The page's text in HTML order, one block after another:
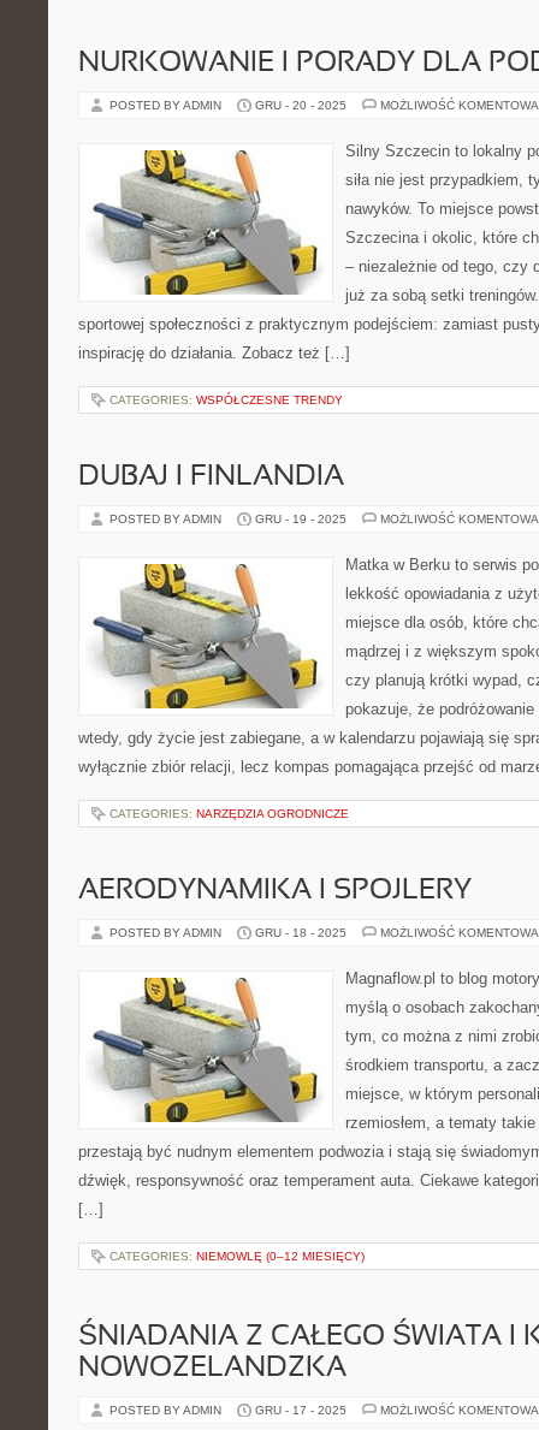
NURKOWANIE I PORADY DLA
POSTED BY ADMIN GRU - 20 - 2025 MOŻLIWOŚĆ
Silny Szczecin to lokalny
siła nie jest przypadkiem,
nawyków. To miejsce
Szczecina i okolic, które
– niezależnie od tego, czy
już za sobą setki
sportowej społeczności z praktycznym podejściem: zamiast
inspirację do działania. Zobacz też […]
CATEGORIES: WSPÓŁCZESNE TRENDY
DUBAJ I FINLANDIA
POSTED BY ADMIN GRU - 19 - 2025 MOŻLIWOŚĆ
Matka w Berku to serwis
lekkość opowiadania z
miejsce dla osób, które
mądrzej i z większym
czy planują krótki wypad,
pokazuje, że
wtedy, gdy życie jest zabiegane, a w kalendarzu pojawiają się
wyłącznie zbiór relacji, lecz kompas pomagająca przejść od
CATEGORIES: NARZĘDZIA OGRODNICZE
AERODYNAMIKA I SPOJLERY
POSTED BY ADMIN GRU - 18 - 2025 MOŻLIWOŚĆ
Magnaflow.pl to blog
myślą o osobach
tym, co można z nimi
środkiem transportu, a
miejsce, w którym
rzemiosłem, a tematy
przestają być nudnym elementem podwozia i stają się
dźwięk, responsywność oraz temperament auta. Ciekawe
[…]
CATEGORIES: NIEMOWLĘ (0–12 MIESIĘCY)
ŚNIADANIA Z CAŁEGO ŚWIATA I
NOWOZELANDZKA
POSTED BY ADMIN GRU - 17 - 2025 MOŻLIWOŚĆ